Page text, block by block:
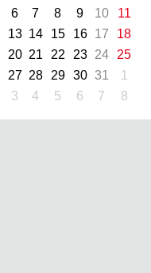
6 7 8 9 10
11
13 14 15 16 17
18
20 21 22 23 24
25
27 28 29 30 31
1
3 4 5 6 7 8